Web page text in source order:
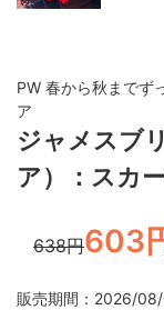
PW 春から秋までず
ア
ジャメスブ
ア）：スカ
638円603
販売期間：2026/